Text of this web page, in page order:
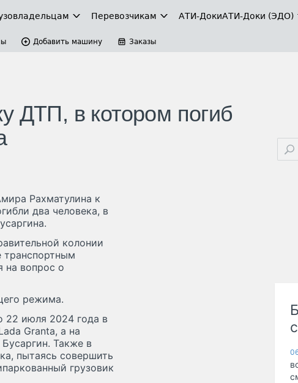
Перевозчикам АТИ-ДокиАТИ-Доки (ЭДО)
Добавить машину Заказы
ДТП, в котором погиб
Рахматулина к
два человека, в
колонии
транспортным
на вопрос о
режима.
22 июля 2024 года в
Granta, а на
Также в
пытаясь совершить
грузовик